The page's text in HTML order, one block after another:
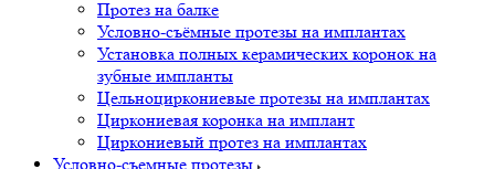
Протез на балке
Условно-съёмные протезы на имплантах
Установка полных керамических коронок на
зубные импланты
Цельноциркониевые протезы на имплантах
Циркониевая коронка на имплант
Циркониевый протез на имплантах
Условно-съемные протезы